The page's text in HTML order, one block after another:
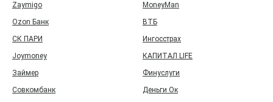
Zaymigo
MoneyMan
Ozon Банк
ВТБ
СК ПАРИ
Ингосстрах
Joymoney
КАПИТАЛ LIFE
Займер
Финуслуги
Совкомбанк
Деньги Ок